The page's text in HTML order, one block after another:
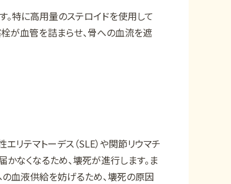
特に高用量のステロイドを使用して
が血管を詰まらせ、骨への血流を遮
テマトーデス（SLE）や関節リウマチ
なくなるため、壊死が進行します。ま
血液供給を妨げるため、壊死の原因